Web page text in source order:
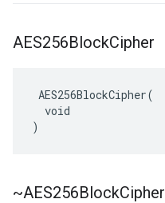
AES256BlockCipher
AES256BlockCipher(
  void
)
~AES256BlockCipher